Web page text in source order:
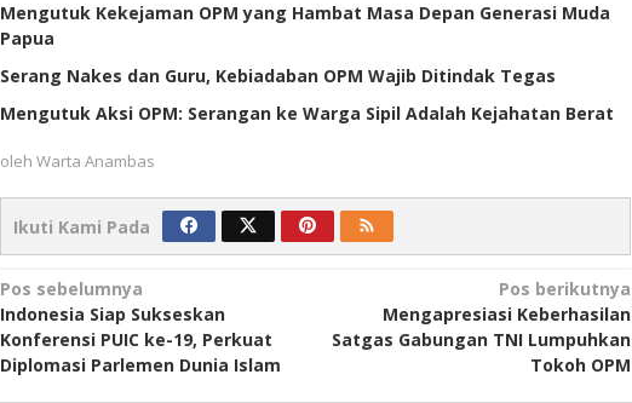
Mengutuk Kekejaman OPM yang Hambat Masa Depan Generasi Muda
Papua
Serang Nakes dan Guru, Kebiadaban OPM Wajib Ditindak Tegas
Mengutuk Aksi OPM: Serangan ke Warga Sipil Adalah Kejahatan Berat
oleh Warta Anambas
Ikuti Kami Pada
Navigasi
pos
Pos sebelumnya
Indonesia Siap Sukseskan
Konferensi PUIC ke-19, Perkuat
Diplomasi Parlemen Dunia Islam
Pos berikutnya
Mengapresiasi Keberhasilan
Satgas Gabungan TNI Lumpuhkan
Tokoh OPM